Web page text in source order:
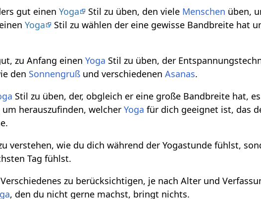
gut einenYoga Stil zu üben, den viele Menschen üben,
Yoga
Stil zu wählen der eine gewisse Bandbreite hat
zu Anfang einenYoga Stil zu üben, der
den Sonnengruß und verschiedenenAsanas.
Stil zu üben, der, obgleich er eine große Bandbreite hat,
herauszufinden, welcherYoga für dich geeignet ist, das
verstehen, wie du dich während der Yogastunde fühlst,
Tag fühlst.
zu berücksichtigen, je nach Alter und
, den du nicht gerne machst, bringt nichts.